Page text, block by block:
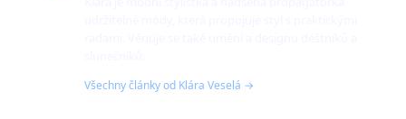
Všechny články od Klára Veselá →